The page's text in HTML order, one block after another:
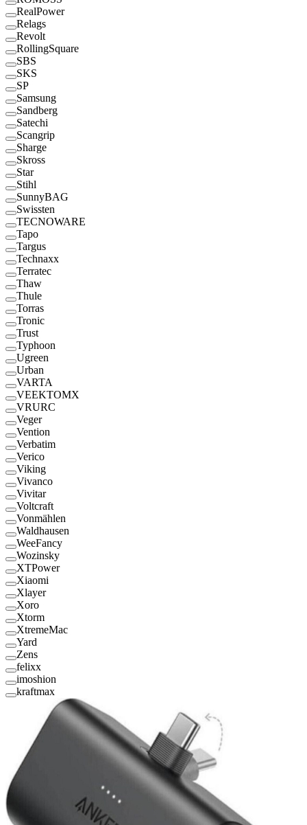
RealPower
Relags
Revolt
RollingSquare
SBS
SKS
SP
Samsung
Sandberg
Satechi
Scangrip
Sharge
Skross
Star
Stihl
SunnyBAG
Swissten
TECNOWARE
Tapo
Targus
Technaxx
Terratec
Thaw
Thule
Torras
Tronic
Trust
Typhoon
Ugreen
Urban
VARTA
VEEKTOMX
VRURC
Veger
Vention
Verbatim
Verico
Viking
Vivanco
Vivitar
Voltcraft
Vonmählen
Waldhausen
WeeFancy
Wozinsky
XTPower
Xiaomi
Xlayer
Xoro
Xtorm
XtremeMac
Yard
Zens
felixx
imoshion
kraftmax